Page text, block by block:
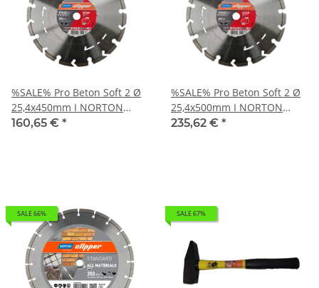
%SALE% Pro Beton Soft 2 Ø
25,4x450mm I NORTON
CLIPPER Diamantscheibe
160,65 € *
%SALE% Pro Beton Soft 2 Ø
25,4x500mm I NORTON
CLIPPER Diamantscheibe
235,62 € *
SALE 66% SALE 67%